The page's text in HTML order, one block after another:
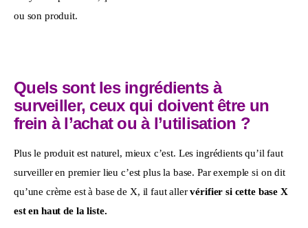
ou son produit.
Quels sont les ingrédients à
surveiller, ceux qui doivent être un
frein à l’achat ou à l’utilisation ?
Plus le produit est naturel, mieux c’est. Les ingrédients qu’il faut
surveiller en premier lieu c’est plus la base. Par exemple si on dit
qu’une crème est à base de X, il faut aller vérifier si cette base X
est en haut de la liste.